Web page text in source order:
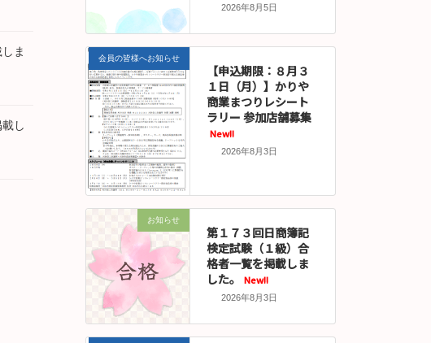
ま
し
2026年8月5日
会員の皆様へお知らせ
【申込期限：８月３
１日（月）】かりや
商業まつりレシート
ラリー 参加店舗募集
New!!
2026年8月3日
お知らせ
第１７３回日商簿記
検定試験（１級）合
格者一覧を掲載しま
した。
New!!
2026年8月3日